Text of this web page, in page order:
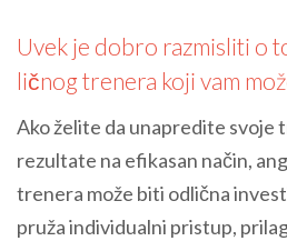
Uvek je dobro razmisliti o
ličnog trenera koji vam
Ako želite da unapredite svoje
rezultate na efikasan način,
trenera može biti odlična
pruža individualni pristup,